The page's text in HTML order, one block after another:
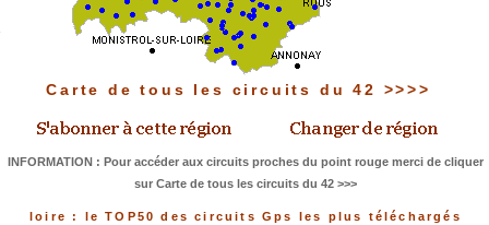
Carte de tous les circuits du 42 >>>>
INFORMATION : Pour accéder aux circuits proches du point rouge merci de cliquer
sur Carte de tous les circuits du 42 >>>
loire : le TOP50 des circuits Gps les plus téléchargés